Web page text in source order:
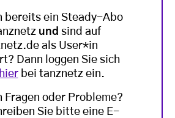
bereits ein Steady-Abo
und sind auf
als User*in
Dann loggen Sie sich
hierbei tanznetz ein.
Fragen oder Probleme?
Sie bitte eine E-